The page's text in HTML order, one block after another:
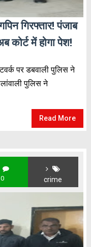
गिरफ्तार! पंजाब
कोर्ट में होगा पेश!
पर डबवाली पुलिस ने
पुलिस ने
Read More
0 crime